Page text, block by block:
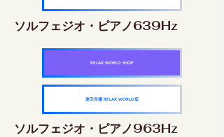
ソルフェジオ・ピアノ639Hz
RELAX WORLD SHOP
楽天市場 RELAX WORLD店
ソルフェジオ・ピアノ963Hz